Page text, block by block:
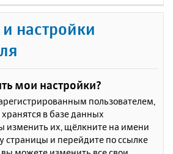
настройки
мои настройки?
пользователем,
в базе данных
изменить их, щёлкните на имени
страницы и перейдите по ссылке